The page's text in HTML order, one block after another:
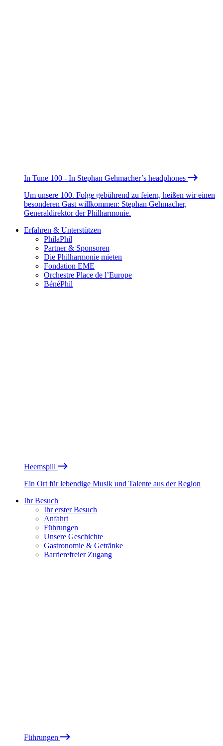
In Tune 100 - In Stephan Gehmacher’s headphones
Um unsere 100. Folge gebührend zu feiern, heißen wir einen
besonderen Gast willkommen: Stephan Gehmacher,
Generaldirektor der Philharmonie.
Erfahren & Unterstützen
PhilaPhil
Partner & Sponsoren
Die Philharmonie mieten
Fondation EME
Orchestre Place de l’Europe
BénéPhil
Heemspill
Ein Ort für lebendige Musik und Talente aus der Region
Ihr Besuch
Ihr erster Besuch
Anfahrt
Führungen
Unsere Geschichte
Gastronomie & Getränke
Barrierefreier Zugang
Führungen